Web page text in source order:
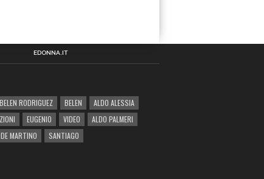
EDONNA.IT
BELEN RODRIGUEZ BELEN
ALDO ALESSIA
EUGENIO VIDEO
ALDO PALMERI
MARTINO
SANTIAGO